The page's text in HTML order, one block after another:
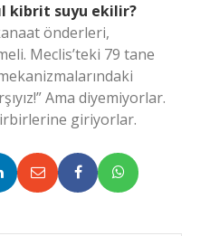
kibrit suyu ekilir?
önderleri,
Meclis’teki 79 tane
Ama diyemiyorlar.
giriyorlar.